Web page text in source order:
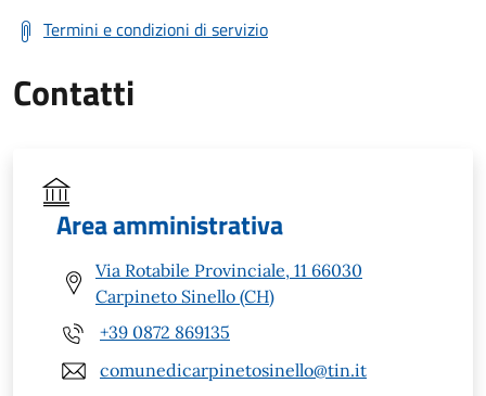
Termini e condizioni di servizio
Contatti
Area amministrativa
Via Rotabile Provinciale, 11 66030
Carpineto Sinello (CH)
+39 0872 869135
comunedicarpinetosinello@tin.it